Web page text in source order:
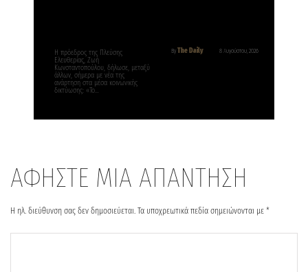
By The Daily 8 Αυγούστου, 2026
Η πρόεδρος της Πλεύσης
Ελευθερίας, Ζωή
Κωνσταντοπούλου, δήλωσε, μεταξύ
άλλων, σήμερα με νέα της
ανάρτηση στα μέσα κοινωνικής
δικτύωσης: «Το…
ΑΦΗΣΤΕ ΜΙΑ ΑΠΑΝΤΗΣΗ
Η ηλ. διεύθυνση σας δεν δημοσιεύεται. Τα υποχρεωτικά πεδία σημειώνονται με *